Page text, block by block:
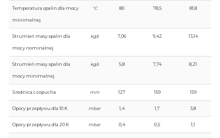
Temperatura spalin dla mocy
minimalnej
°C 80 78,5 81,8
Strumień masy spalin dla
mocy nominalnej
kg/s 7,06 9,42 13,14
Strumień masy spalin dla
mocy minimalnej
kg/s 5,8 7,74 8,21
Średnica czopucha mm 127 159 159
Opory przepływu dla 10 K mbar 1,4 1,7 3,8
Opory przepływu dla 20 K mbar 0,4 0,5 1,1